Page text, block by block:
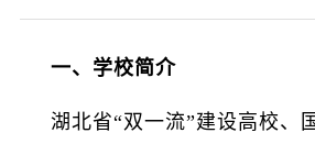
一、学校简介
湖北省“双一流”建设高校、